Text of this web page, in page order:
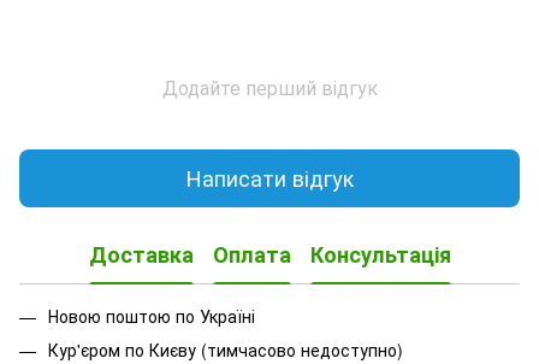
Додайте перший відгук
Написати відгук
Доставка Оплата Консультація
Новою поштою по Україні
Кур'єром по Києву (тимчасово недоступно)